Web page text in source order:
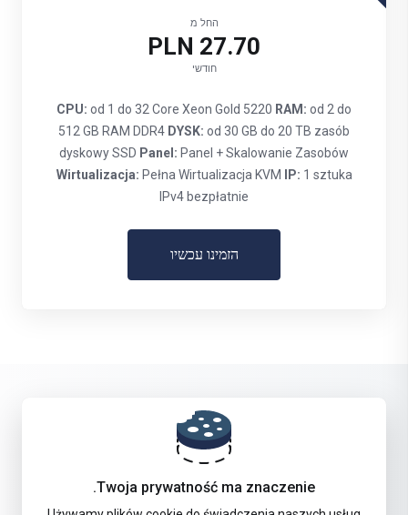
החל מ
27.70 PLN
חודשי
CPU: od 1 do 32 Core Xeon Gold 5220 RAM: od 2 do
512 GB RAM DDR4 DYSK: od 30 GB do 20 TB zasób
dyskowy SSD Panel: Panel + Skalowanie Zasobów
Wirtualizacja: Pełna Wirtualizacja KVM IP: 1 sztuka
IPv4 bezpłatnie
הזמינו עכשיו
Twoja prywatność ma znaczenie.